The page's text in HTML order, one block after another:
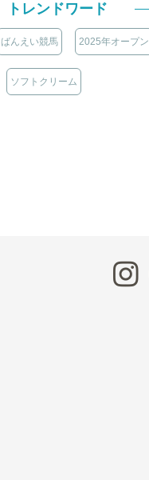
トレンドワード
ばんえい競馬 2025年オープン
ソフトクリーム